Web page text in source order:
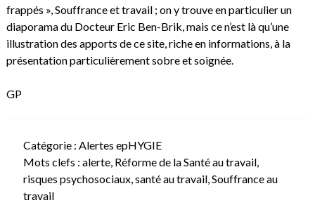
frappés », Souffrance et travail; on y trouve en particulier un
diaporama du Docteur Eric Ben-Brik, mais ce n’est là qu’une
illustration des apports de ce site, riche en informations, à la
présentation particulièrement sobre et soignée.
GP
Catégorie : Alertes epHYGIE
Mots clefs : alerte, Réforme de la Santé au travail,
risques psychosociaux, santé au travail, Souffrance au
travail